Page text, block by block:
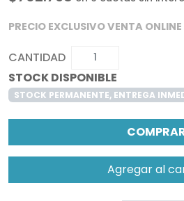
PRECIO EXCLUSIVO VENTA ONLINE
CANTIDAD
STOCK DISPONIBLE
STOCK PERMANENTE, ENTREGA
Agregar al